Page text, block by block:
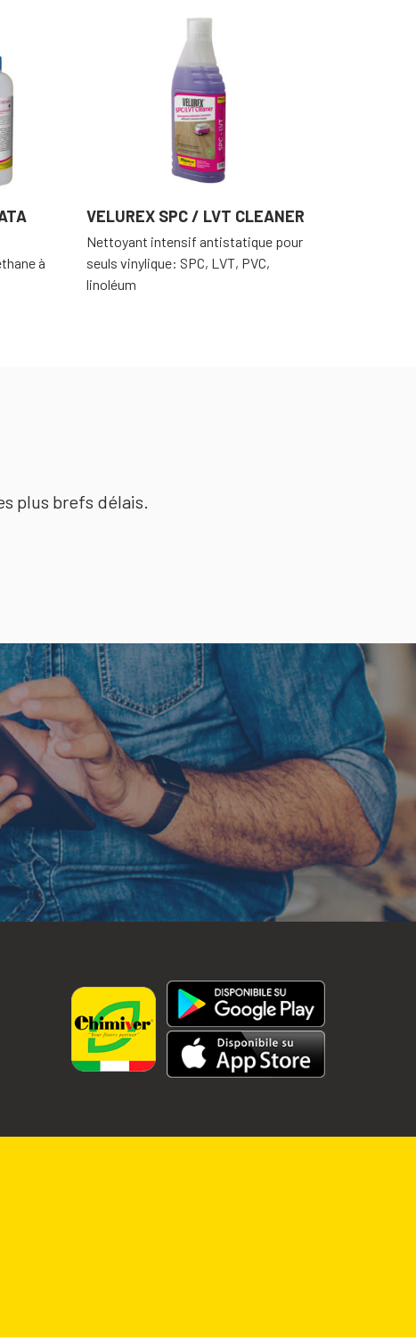
à
VELUREX SPC / LVT CLEANER
Nettoyant intensif antistatique pour
seuls vinylique: SPC, LVT, PVC,
linoléum
plus brefs délais.